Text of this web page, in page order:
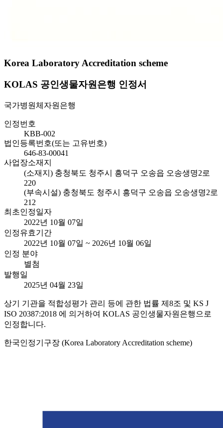
Korea Laboratory Accreditation scheme
KOLAS 공인생물자원은행 인정서
국가병원체자원은행
인정번호
KBB-002
법인등록번호(또는 고유번호)
646-83-00041
사업장소재지
(소재지) 충청북도 청주시 흥덕구 오송읍 오송생명2로
220
(부속시설) 충청북도 청주시 흥덕구 오송읍 오송생명2로
212
최초인정일자
2022년 10월 07일
인정유효기간
2022년 10월 07일 ~ 2026년 10월 06일
인정 분야
별첨
발행일
2025년 04월 23일
상기 기관을 적합성평가 관리 등에 관한 법률 제8조 및 KS J
ISO 20387:2018 에 의거하여 KOLAS 공인생물자원은행으로
인정합니다.
한국인정기구장 (Korea Laboratory Accreditation scheme)